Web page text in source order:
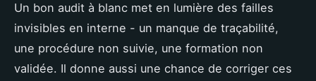
Un bon audit à blanc met en lumière des failles
invisibles en interne - un manque de traçabilité,
une procédure non suivie, une formation non
validée. Il donne aussi une chance de corriger ces